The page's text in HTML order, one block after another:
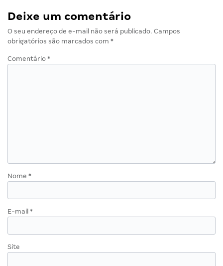
Deixe um comentário
O seu endereço de e-mail não será publicado. Campos
obrigatórios são marcados com *
Comentário *
Nome *
E-mail *
Site